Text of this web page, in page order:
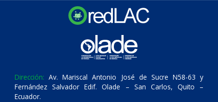
Dirección: Av. Mariscal Antonio José de Sucre N58-63 y
Fernández Salvador Edif. Olade – San Carlos, Quito –
Ecuador.